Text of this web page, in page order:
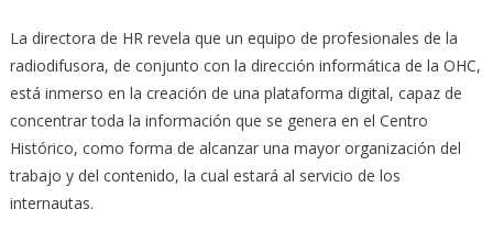
La directora de HR revela que un equipo de profesionales de la
radiodifusora, de conjunto con la dirección informática de la OHC,
está inmerso en la creación de una plataforma digital, capaz de
concentrar toda la información que se genera en el Centro
Histórico, como forma de alcanzar una mayor organización del
trabajo y del contenido, la cual estará al servicio de los
internautas.